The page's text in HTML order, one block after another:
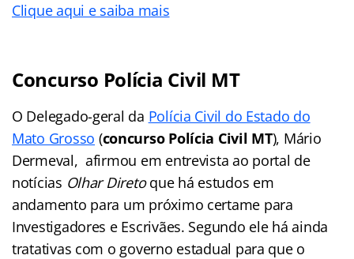
Clique aqui e saiba mais
Concurso Polícia Civil MT
O Delegado-geral da Polícia Civil do Estado do
Mato Grosso (concurso Polícia Civil MT), Mário
Dermeval, afirmou em entrevista ao portal de
notícias Olhar Diretoque há estudos em
andamento para um próximo certame para
Investigadores e Escrivães. Segundo ele há ainda
tratativas com o governo estadual para que o